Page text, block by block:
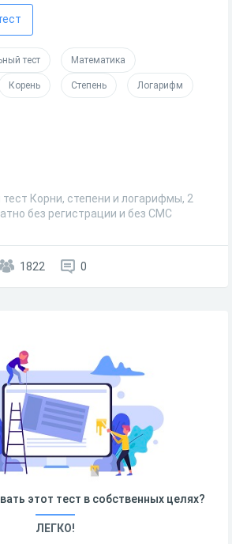
тест Математика
Корень Степень Логарифм
тест Корни, степени и логарифмы, 2
без регистрации и без СМС
1822 0
этот тест в собственных целях?
ЛЕГКО!